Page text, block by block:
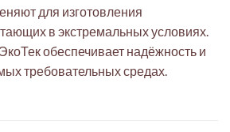
для изготовления
в экстремальных условиях.
обеспечивает надёжность и
требовательных средах.